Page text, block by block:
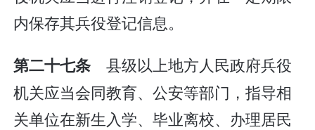
内保存其兵役登记信息。
第二十七条县级以上地方人民政府兵役
机关应当会同教育、公安等部门，指导相
关单位在新生入学、毕业离校、办理居民